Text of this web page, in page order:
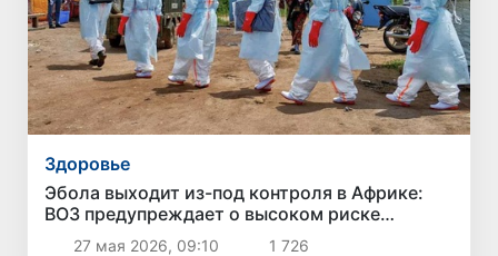
Здоровье
Эбола выходит из-под контроля в Африке:
ВОЗ предупреждает о высоком риске
эпидемии
27 мая 2026, 09:10 1 726